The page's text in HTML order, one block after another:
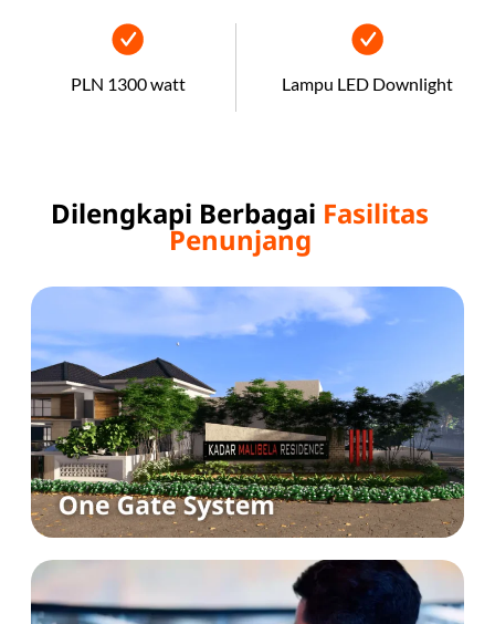
PLN 1300 watt Lampu LED Downlight
Dilengkapi Berbagai Fasilitas
Penunjang